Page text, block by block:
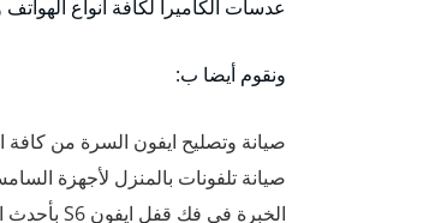
عدسات الكاميرا لكافة أنواع الهواتف
ونقوم أيضا ب:
صيانة وتصليح ايفون السرة من كافة
صيانة تلفونات بالمنزل لأجهزة
الخبرة في فك قفل ايفون S6 بأحدث البرامج وبخبرة أفضل فني تصليح ايفون السرة